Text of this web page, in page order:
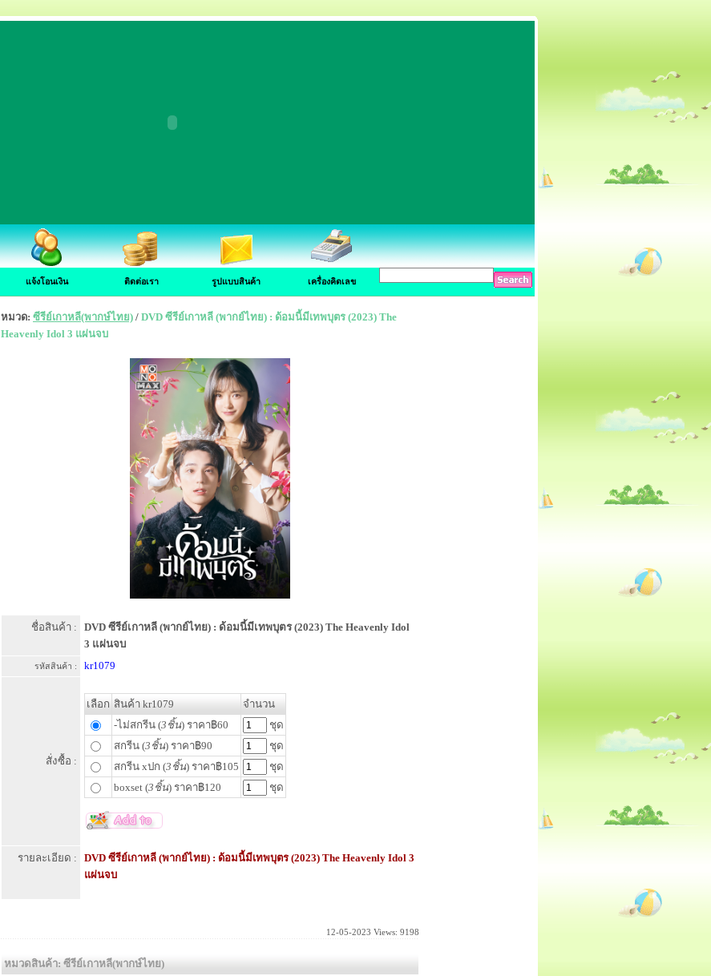
แจ้งโอนเงิน ติดต่อเรา รูปแบบสินค้า เครื่องคิดเลข
หมวด: ซีรีย์เกาหลี(พากษ์ไทย) / DVD ซีรีย์เกาหลี (พากย์ไทย) : ด้อมนี้มีเทพบุตร (2023) The
Heavenly Idol 3 แผ่นจบ
ชื่อสินค้า :
DVD ซีรีย์เกาหลี (พากย์ไทย) : ด้อมนี้มีเทพบุตร (2023) The Heavenly Idol
3 แผ่นจบ
รหัสสินค้า : kr1079
สั่งซื้อ :
เลือก สินค้า kr1079
จำนวน
-ไม่สกรีน (3ชิ้น) ราคา฿60
ชุด
สกรีน (3ชิ้น) ราคา฿90
ชุด
สกรีน xปก (3ชิ้น) ราคา฿105
ชุด
boxset (3ชิ้น) ราคา฿120 ชุด
รายละเอียด :
DVD ซีรีย์เกาหลี (พากย์ไทย) : ด้อมนี้มีเทพบุตร (2023) The Heavenly Idol 3
แผ่นจบ
12-05-2023 Views: 9198
หมวดสินค้า: ซีรีย์เกาหลี(พากษ์ไทย)